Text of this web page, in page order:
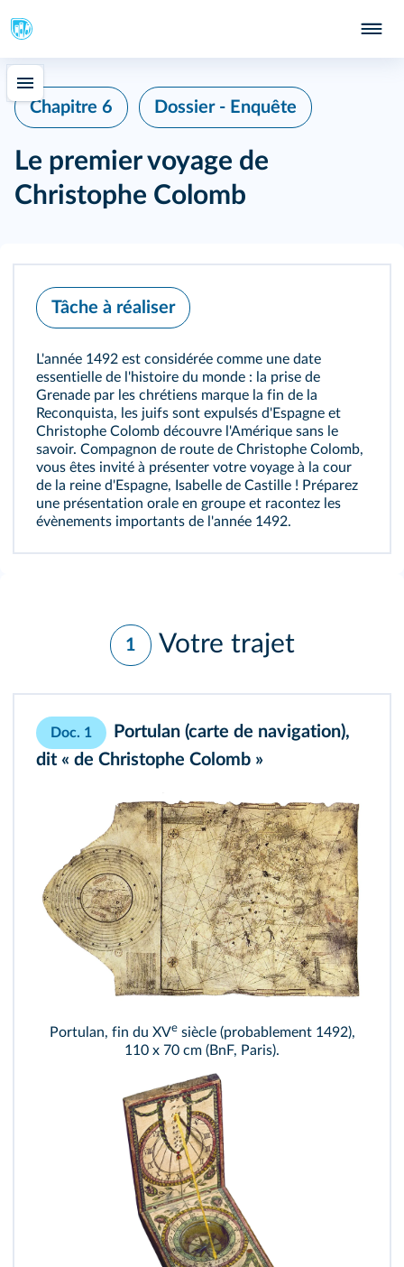
Chapitre 6 Dossier - Enquête
Le premier voyage de
Christophe Colomb
Tâche à réaliser
L'année 1492 est considérée comme une date
essentielle de l'histoire du monde : la prise de
Grenade par les chrétiens marque la fin de la
Reconquista, les juifs sont expulsés d'Espagne et
Christophe Colomb découvre l'Amérique sans le
savoir. Compagnon de route de Christophe Colomb,
vous êtes invité à présenter votre voyage à la cour
de la reine d'Espagne, Isabelle de Castille ! Préparez
une présentation orale en groupe et racontez les
évènements importants de l'année 1492.
1 Votre trajet
Doc. 1
Portulan (carte de navigation),
dit « de Christophe Colomb »
Portulan, fin du XVesiècle (probablement 1492),
110 x 70 cm (BnF, Paris).